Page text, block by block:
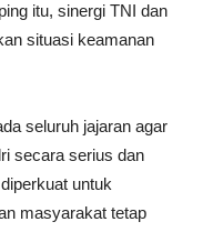
itu, sinergi TNI dan
situasi keamanan
seluruh jajaran agar
secara serius dan
untuk
masyarakat tetap